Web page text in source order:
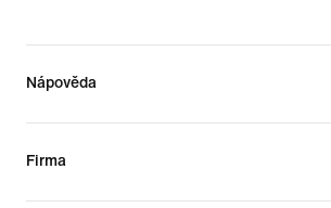
Nápověda
Firma